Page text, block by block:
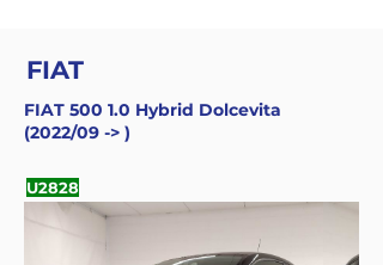
FIAT
FIAT 500 1.0 Hybrid Dolcevita
(2022/09 -> )
U2828